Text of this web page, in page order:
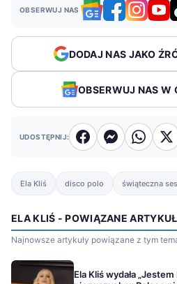
OBSERWUJ NAS
DODAJ NAS JAKO
OBSERWUJ NAS W
UDOSTĘPNIJ:
Ela Kliś disco polo świąteczna
ELA KLIŚ - POWIĄZANE
Najnowsze artykuły powiązane z tym
Ela Kliś wydała